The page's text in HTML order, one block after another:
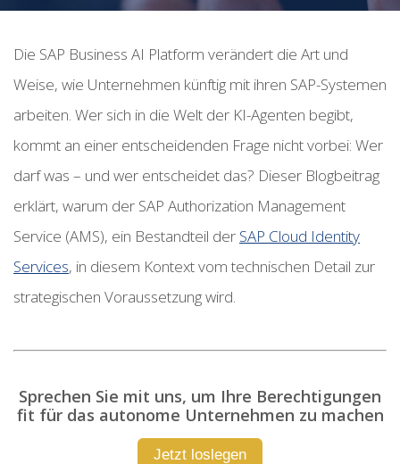
Die SAP Business AI Platform verändert die Art und
Weise, wie Unternehmen künftig mit ihren SAP-Systemen
arbeiten. Wer sich in die Welt der KI-Agenten begibt,
kommt an einer entscheidenden Frage nicht vorbei: Wer
darf was – und wer entscheidet das? Dieser Blogbeitrag
erklärt, warum der SAP Authorization Management
Service (AMS), ein Bestandteil der SAP Cloud Identity
Services, in diesem Kontext vom technischen Detail zur
strategischen Voraussetzung wird.
Sprechen Sie mit uns, um Ihre Berechtigungen
fit für das autonome Unternehmen zu machen
Jetzt loslegen